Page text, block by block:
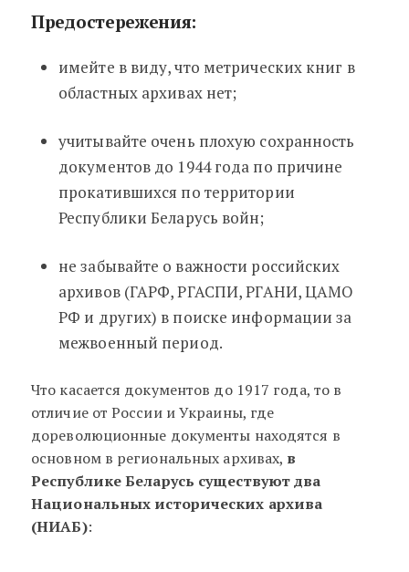
Предостережения:
имейте в виду, что метрических книг в
областных архивах нет;
учитывайте очень плохую сохранность
документов до 1944 года по причине
прокатившихся по территории
Республики Беларусь войн;
не забывайте о важности российских
архивов (ГАРФ, РГАСПИ, РГАНИ, ЦАМО
РФ и других) в поиске информации за
межвоенный период.
Что касается документов до 1917 года, то в
отличие от России и Украины, где
дореволюционные документы находятся в
основном в региональных архивах, в
Республике Беларусь существуют два
Национальных исторических архива
(НИАБ):